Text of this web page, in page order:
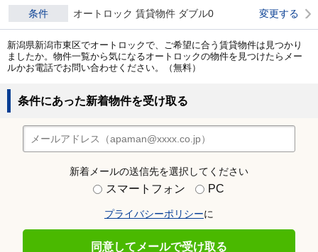
条件 オートロック 賃貸物件 ダブル0 変更する
新潟県新潟市東区でオートロックで、ご希望に合う賃貸物件は見つかり
ましたか。物件一覧から気になるオートロックの物件を見つけたらメー
ルかお電話でお問い合わせください。（無料）
条件にあった新着物件を受け取る
新着メールの送信先を選択してください
スマートフォン PC
プライバシーポリシーに
同意してメールで受け取る